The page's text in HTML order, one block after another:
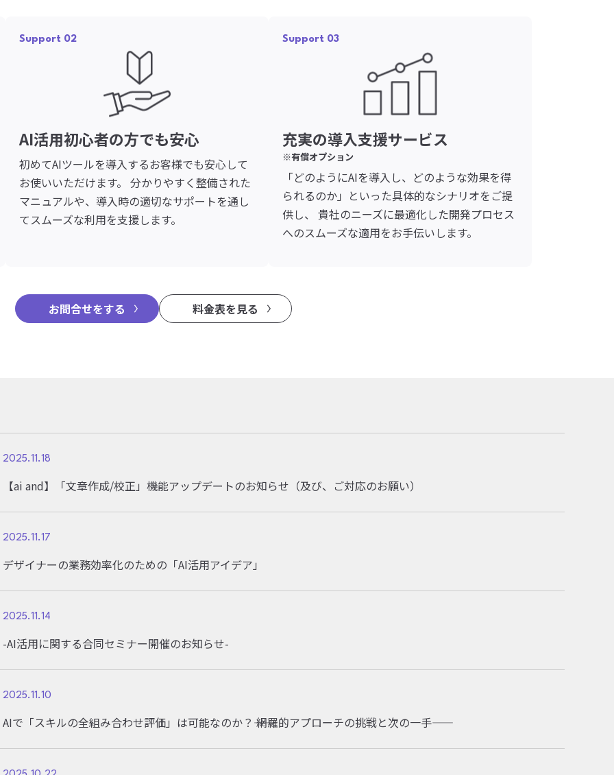
Support 02
AI活用初心者の方でも安心
初めてAIツールを導入するお客様でも安心して
お使いいただけます。 分かりやすく整備された
マニュアルや、導入時の適切なサポートを通し
てスムーズな利用を支援します。
Support 03
充実の導入支援サービス
※有償オプション
「どのようにAIを導入し、どのような効果を得
られるのか」といった具体的なシナリオをご提
供し、 貴社のニーズに最適化した開発プロセス
へのスムーズな適用をお手伝いします。
お問合せをする 料金表を見る
2025.11.18
【ai and】「文章作成/校正」機能アップデートのお知らせ（及び、ご対応のお願い）
2025.11.17
デザイナーの業務効率化のための「AI活用アイデア」
2025.11.14
-AI活用に関する合同セミナー開催のお知らせ-
2025.11.10
AIで「スキルの全組み合わせ評価」は可能なのか？―― 網羅的アプローチの挑戦と次の一手――